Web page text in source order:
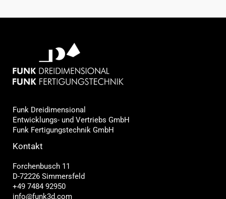
Funk Dreidimensional
Entwicklungs- und Vertriebs GmbH
Funk Fertigungstechnik GmbH
Kontakt
Forchenbusch 11
D-72226 Simmersfeld
+49 7484 92950
info@funk3d.com